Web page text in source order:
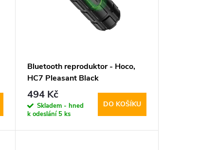
Bluetooth reproduktor - Hoco,
HC7 Pleasant Black
494 Kč
Skladem - hned
k odeslání 5 ks
DO KOŠÍKU